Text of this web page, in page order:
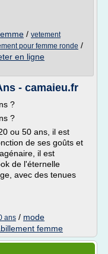
/ vetement
pour femme ronde /
en ligne
- camaieu.fr
?
?
ou 50 ans, il est
de ses goûts et
il est
de l'éternelle
avec des tenues
ans / mode
femme